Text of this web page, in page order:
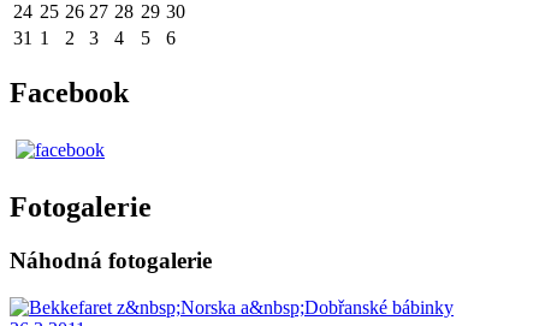
24 25 26 27 28 29 30
31 1 2 3 4 5 6
Facebook
Fotogalerie
Náhodná fotogalerie